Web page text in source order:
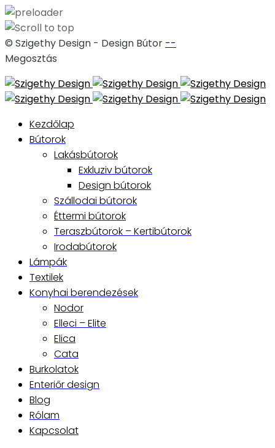
© Szigethy Design - Design Bútor --
Megosztás
Skip
to
Kezdőlap
Bútorok
Lakásbútorok
Exkluziv bútorok
Design bútorok
Szállodai bútorok
Éttermi bútorok
Teraszbútorok – Kertibútorok
Irodabútorok
Lámpák
Textilek
Konyhai berendezések
Nodor
Elleci – Elite
Elica
Cata
Burkolatok
Enteriőr design
Blog
Rólam
Kapcsolat